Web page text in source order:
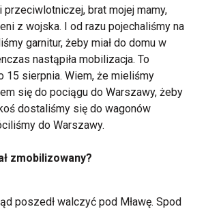
przeciwlotniczej, brat mojej mamy,
z wojska. I od razu pojechaliśmy na
garnitur, żeby miał do domu w
nastąpiła mobilizacja. To
15 sierpnia. Wiem, że mieliśmy
się do pociągu do Warszawy, żeby
dostaliśmy się do wagonów
do Warszawy.
zmobilizowany?
poszedł walczyć pod Mławę. Spod